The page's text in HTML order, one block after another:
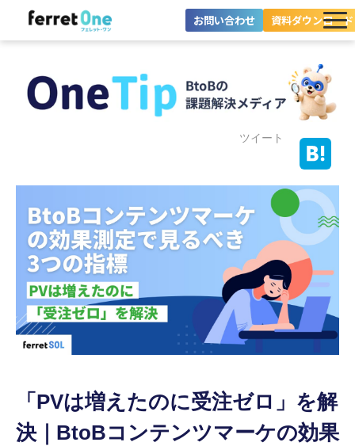
お問い合わせ 資料ダウンロード
ツール・機能一覧
料金プラン
セミナー
ツイート
「PVは増えたのに受注ゼロ」を解
決｜BtoBコンテンツマーケの効果